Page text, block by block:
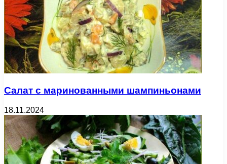
Салат с маринованными шампиньонами
18.11.2024